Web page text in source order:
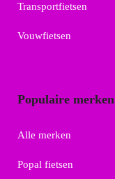
Transportfietsen
Vouwfietsen
Populaire merken
Alle merken
Popal fietsen